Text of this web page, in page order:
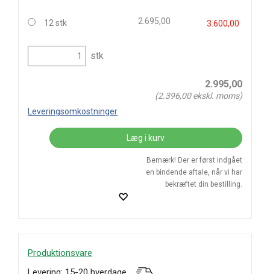
12 stk 2.695,00 3.600,00
stk
2.995,00
(2.396,00ekskl. moms)
Leveringsomkostninger
Læg i kurv
Bemærk! Der er først indgået
en bindende aftale, når vi har
bekræftet din bestilling.
Produktionsvare